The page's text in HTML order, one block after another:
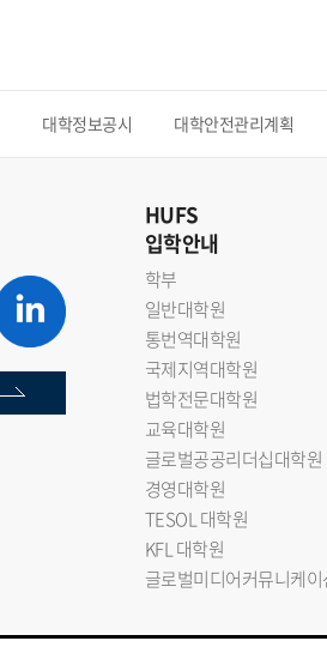
대학정보공시 대학안전관리계획
HUFS
입학안내
학부
일반대학원
통번역대학원
국제지역대학원
법학전문대학원
교육대학원
글로벌공공리더십대학원
경영대학원
TESOL 대학원
KFL 대학원
글로벌미디어커뮤니케